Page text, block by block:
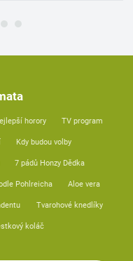
horory TV program
Kdy budou volby
7 pádů Honzy Dědka
Pohlreicha Aloe vera
Tvarohové knedlíky
koláč